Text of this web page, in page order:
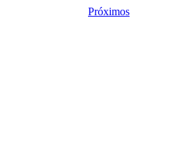
Próximos